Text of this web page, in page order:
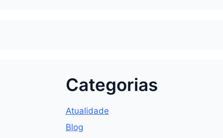
Categorias
Atualidade
Blog